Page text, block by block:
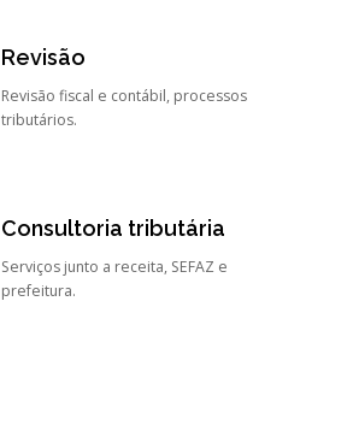
Revisão
Revisão fiscal e contábil, processos
tributários.
Consultoria tributária
Serviços junto a receita, SEFAZ e
prefeitura.